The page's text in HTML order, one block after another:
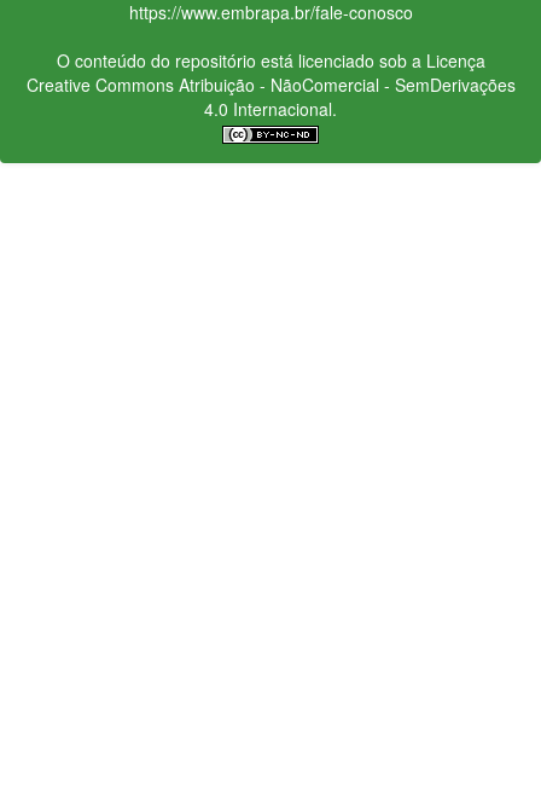
https://www.embrapa.br/fale-conosco
O conteúdo do repositório está licenciado sob a Licença
Creative CommonsAtribuição - NãoComercial - SemDerivações
4.0 Internacional.